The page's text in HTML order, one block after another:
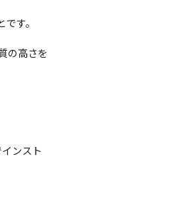
す。
の高さを
ンスト